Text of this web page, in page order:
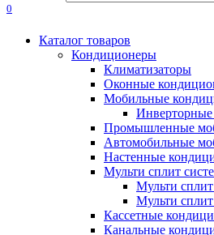
0
Каталог товаров
Кондиционеры
Климатизаторы
Оконные
Мобильные
Промышленные
Автомобильные
Настенные
Мульти сплит
Мульти
Мульти
Кассетные
Канальные